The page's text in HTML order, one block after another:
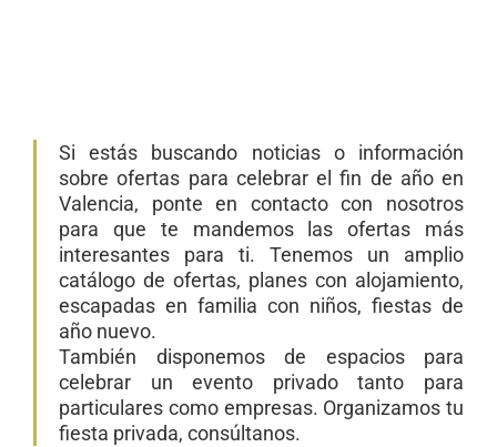
Si estás buscando noticias o información
sobre ofertas para celebrar el fin de año en
Valencia, ponte en contacto con nosotros
para que te mandemos las ofertas más
interesantes para ti. Tenemos un amplio
catálogo de ofertas, planes con alojamiento,
escapadas en familia con niños, fiestas de
año nuevo.
También disponemos de espacios para
celebrar un evento privado tanto para
particulares como empresas. Organizamos tu
fiesta privada, consúltanos.